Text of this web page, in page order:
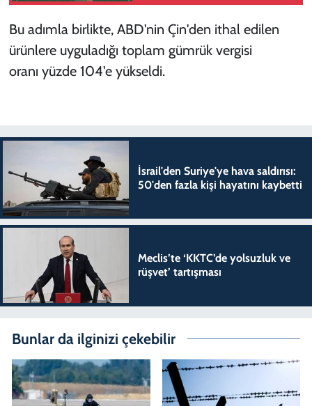
Bu adımla birlikte, ABD'nin Çin'den ithal edilen
ürünlere uyguladığı toplam gümrük vergisi
oranı yüzde 104'e yükseldi.
İsrail'den Suriye'ye hava saldırısı:
50'den fazla kişi hayatını kaybetti
Meclis’te ‘KKTC’de yolsuzluk ve
rüşvet’ tartışması
Bunlar da ilginizi çekebilir